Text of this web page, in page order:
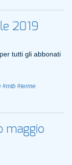
2019
tutti gli abbonati
#mtb #terme
maggio